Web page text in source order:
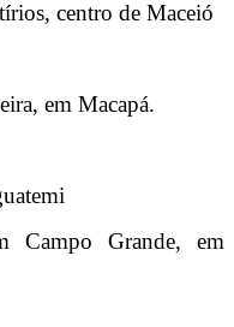
centro de Maceió
em Macapá.
Campo Grande, em